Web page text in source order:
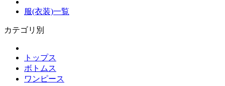
服(衣装)一覧
カテゴリ別
トップス
ボトムス
ワンピース